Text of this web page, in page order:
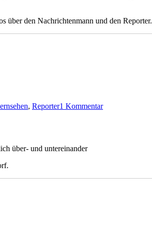
über den Nachrichtenmann und den Reporter.
, Reporter1 Kommentarlive